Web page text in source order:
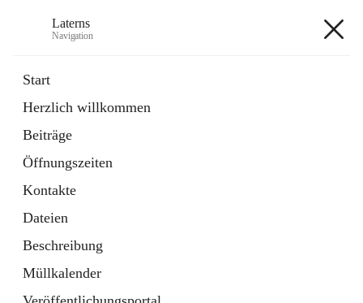
Laterns
Navigation
Start
Herzlich willkommen
Beiträge
Öffnungszeiten
Kontakte
Dateien
Beschreibung
Müllkalender
11 Schnellzugriffe
Soziales
1 Schnellzugriff